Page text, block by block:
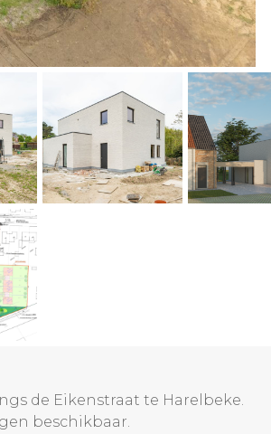
de Eikenstraat te Harelbeke.
beschikbaar.